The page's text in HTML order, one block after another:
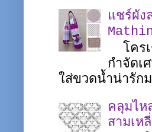
แชร์ผัง
โคร
กำจัดเ
ใส่ขวดน้ำน่ารั
คลุมไห
สามเห